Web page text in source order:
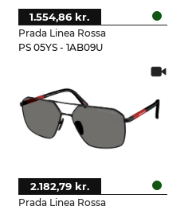
Prada Linea Rossa
PS 05YS - 1AB09U
1.554,86 kr.
Prada Linea Rossa
2.182,79 kr.